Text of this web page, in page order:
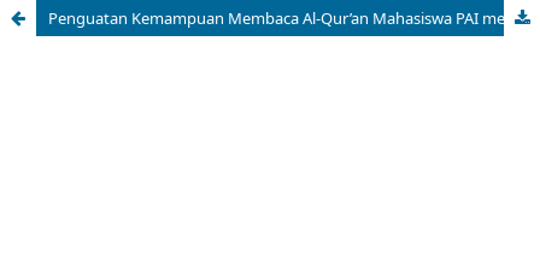
Penguatan Kemampuan Membaca Al-Qur’an Mahasiswa PAI melalui Pendampingan Tahsin Metode Talaqqi di UIN Imam Bonjol Padang